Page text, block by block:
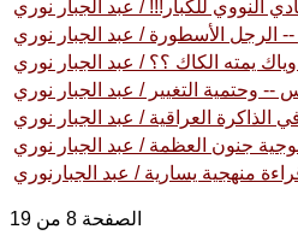
النووي للكبار!!! / عبد الجبار نوري
الرجل الأسطورة / عبد الجبار نوري
يمته الكاك ؟؟ / عبد الجبار نوري
وحتمية التغيير / عبد الجبار نوري
العراقية / عبد الجبار نوري
جنون العظمة / عبد الجبار نوري
منهجية يسارية / عبد الجبارنوري
الصفحة 8 من 19